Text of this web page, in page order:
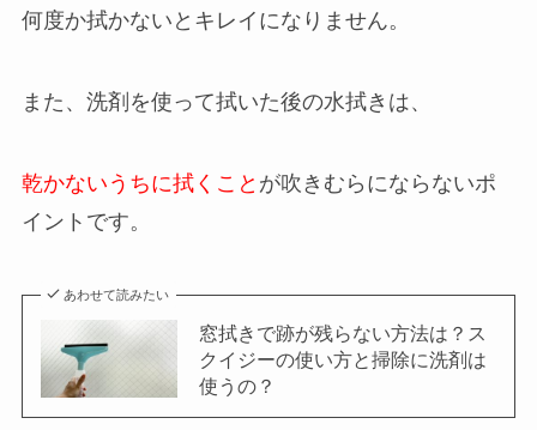
何度か拭かないとキレイになりません。
また、洗剤を使って拭いた後の水拭きは、
乾かないうちに拭くこと が吹きむらにならないポ
イントです。
あわせて読みたい
窓拭きで跡が残らない方法は？ス
クイジーの使い方と掃除に洗剤は
使うの？